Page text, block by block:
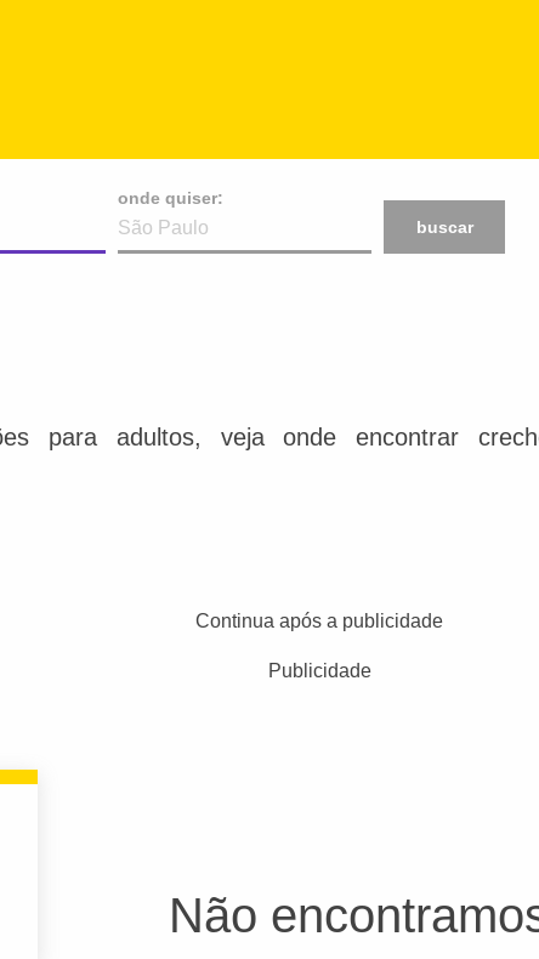
onde quiser:
buscar
para adultos, veja onde encontrar
Continua após a publicidade
Publicidade
Não